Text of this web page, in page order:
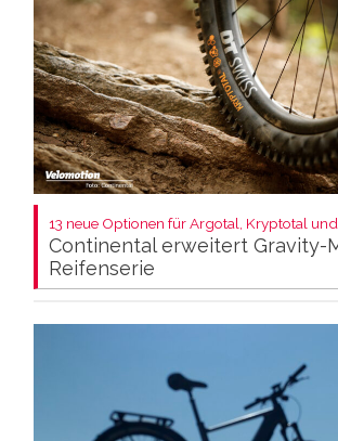
13 neue Optionen für Argotal, Kryptotal
Continental erweitert Gravity-
Reifenserie